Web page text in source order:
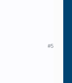
#5